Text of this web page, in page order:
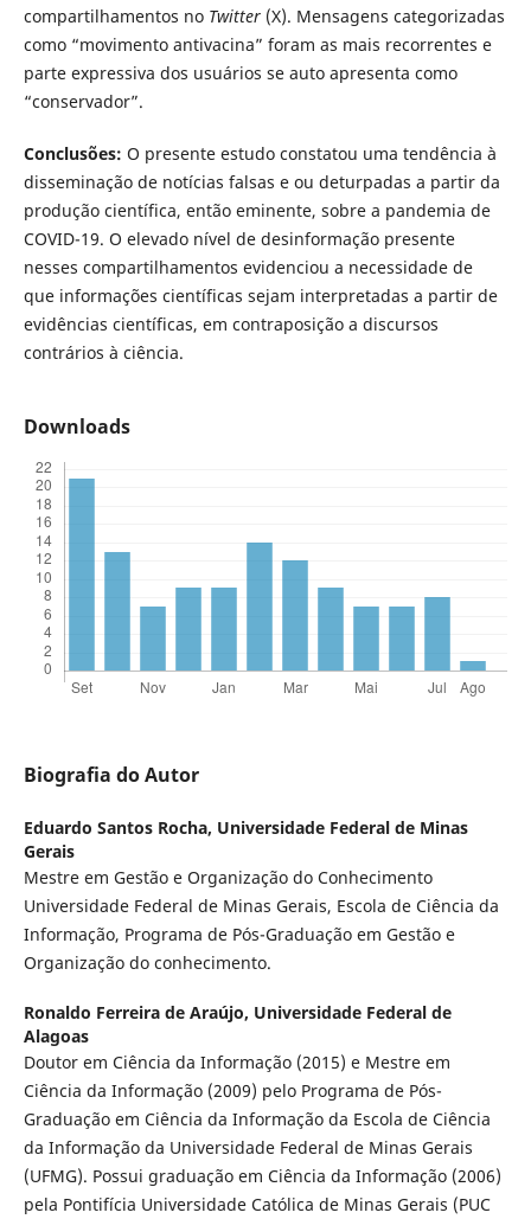
compartilhamentos no Twitter (X). Mensagens categorizadas
como “movimento antivacina” foram as mais recorrentes e
parte expressiva dos usuários se auto apresenta como
“conservador”.
Conclusões: O presente estudo constatou uma tendência à
disseminação de notícias falsas e ou deturpadas a partir da
produção científica, então eminente, sobre a pandemia de
COVID-19. O elevado nível de desinformação presente
nesses compartilhamentos evidenciou a necessidade de
que informações científicas sejam interpretadas a partir de
evidências científicas, em contraposição a discursos
contrários à ciência.
Downloads
Biografia do Autor
Eduardo Santos Rocha, Universidade Federal de Minas
Gerais
Mestre em Gestão e Organização do Conhecimento
Universidade Federal de Minas Gerais, Escola de Ciência da
Informação, Programa de Pós-Graduação em Gestão e
Organização do conhecimento.
Ronaldo Ferreira de Araújo, Universidade Federal de
Alagoas
Doutor em Ciência da Informação (2015) e Mestre em
Ciência da Informação (2009) pelo Programa de Pós-
Graduação em Ciência da Informação da Escola de Ciência
da Informação da Universidade Federal de Minas Gerais
(UFMG). Possui graduação em Ciência da Informação (2006)
pela Pontifícia Universidade Católica de Minas Gerais (PUC